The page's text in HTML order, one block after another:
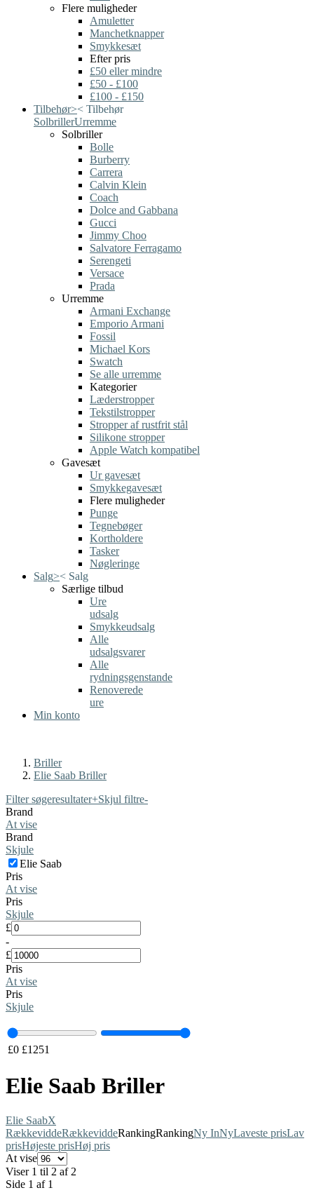
Flere muligheder
Amuletter
Manchetknapper
Smykkesæt
Efter pris
£50 eller mindre
£50 - £100
£100 - £150
Tilbehør>< Tilbehør
SolbrillerUrremme
Solbriller
Bolle
Burberry
Carrera
Calvin Klein
Coach
Dolce and Gabbana
Gucci
Jimmy Choo
Salvatore Ferragamo
Serengeti
Versace
Prada
Urremme
Armani Exchange
Emporio Armani
Fossil
Michael Kors
Swatch
Se alle urremme
Kategorier
Læderstropper
Tekstilstropper
Stropper af rustfrit stål
Silikone stropper
Apple Watch kompatibel
Gavesæt
Ur gavesæt
Smykkegavesæt
Flere muligheder
Punge
Tegnebøger
Kortholdere
Tasker
Nøgleringe
Salg>< Salg
Særlige tilbud
Ure
udsalg
Smykkeudsalg
Alle
udsalgsvarer
Alle
rydningsgenstande
Renoverede
ure
Min konto
Briller
Elie Saab Briller
Filter søgeresultater+Skjul filtre-
Brand
At vise
Brand
Skjule
Elie Saab
Pris
At vise
Pris
Skjule
£
-
£
Pris
At vise
Pris
Skjule
£0 £1251
Elie Saab Briller
Elie SaabX
RækkeviddeRækkeviddeRankingRankingNy InNyLaveste prisLav
prisHøjeste prisHøj pris
At vise
Viser 1 til 2 af 2
Side 1 af 1